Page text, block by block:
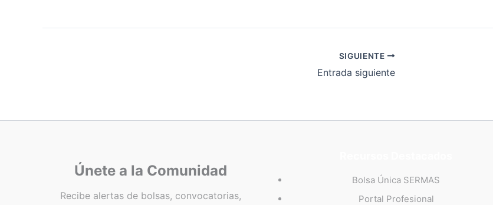
SIGUIENTE
Entrada siguiente
Únete a la Comunidad
Recibe alertas de bolsas, convocatorias,
Bolsa Única SERMAS
Portal Profesional